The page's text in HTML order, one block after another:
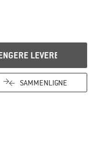
LEVERES
SAMMENLIGNE